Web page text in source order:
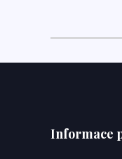
Informace